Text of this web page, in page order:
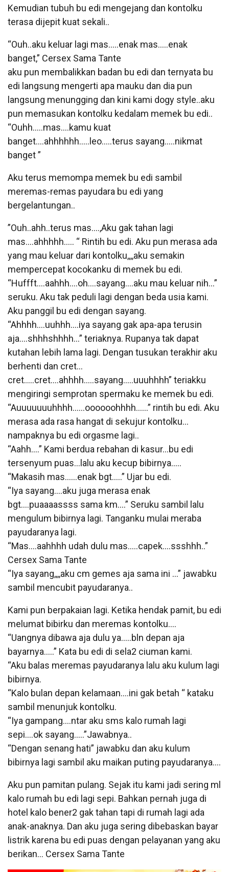
Kemudian tubuh bu edi mengejang dan kontolku
terasa dijepit kuat sekali..
“Ouh..aku keluar lagi mas…..enak mas…..enak
banget,” Cersex Sama Tante
aku pun membalikkan badan bu edi dan ternyata bu
edi langsung mengerti apa mauku dan dia pun
langsung menungging dan kini kami dogy style..aku
pun memasukan kontolku kedalam memek bu edi..
“Ouhh…..mas….kamu kuat
banget….ahhhhhh…..leo…..terus sayang…..nikmat
banget ”
Aku terus memompa memek bu edi sambil
meremas-remas payudara bu edi yang
bergelantungan..
”Ouh..ahh..terus mas….,Aku gak tahan lagi
mas….ahhhhh….. “ Rintih bu edi. Aku pun merasa ada
yang mau keluar dari kontolku,,,,aku semakin
mempercepat kocokanku di memek bu edi.
“Huffft….aahhh….oh….sayang….aku mau keluar nih…”
seruku. Aku tak peduli lagi dengan beda usia kami.
Aku panggil bu edi dengan sayang.
“Ahhhh….uuhhh….iya sayang gak apa-apa terusin
aja….shhhshhhh…” teriaknya. Rupanya tak dapat
kutahan lebih lama lagi. Dengan tusukan terakhir aku
berhenti dan cret…
cret…..cret….ahhhh…..sayang…..uuuhhhh” teriakku
mengiringi semprotan spermaku ke memek bu edi.
“Auuuuuuuhhhh……oooooohhhh……” rintih bu edi. Aku
merasa ada rasa hangat di sekujur kontolku…
nampaknya bu edi orgasme lagi..
“Aahh….” Kami berdua rebahan di kasur…bu edi
tersenyum puas…lalu aku kecup bibirnya…..
“Makasih mas……enak bgt…..” Ujar bu edi.
“Iya sayang….aku juga merasa enak
bgt….puaaaassss sama km….” Seruku sambil lalu
mengulum bibirnya lagi. Tanganku mulai meraba
payudaranya lagi.
“Mas….aahhhh udah dulu mas…..capek….ssshhh..”
Cersex Sama Tante
“Iya sayang,,,,aku cm gemes aja sama ini …” jawabku
sambil mencubit payudaranya..
Kami pun berpakaian lagi. Ketika hendak pamit, bu edi
melumat bibirku dan meremas kontolku….
“Uangnya dibawa aja dulu ya…..bln depan aja
bayarnya…..” Kata bu edi di sela2 ciuman kami.
“Aku balas meremas payudaranya lalu aku kulum lagi
bibirnya.
“Kalo bulan depan kelamaan….ini gak betah “ kataku
sambil menunjuk kontolku.
“Iya gampang….ntar aku sms kalo rumah lagi
sepi….ok sayang…..”Jawabnya..
“Dengan senang hati” jawabku dan aku kulum
bibirnya lagi sambil aku maikan puting payudaranya….
Aku pun pamitan pulang. Sejak itu kami jadi sering ml
kalo rumah bu edi lagi sepi. Bahkan pernah juga di
hotel kalo bener2 gak tahan tapi di rumah lagi ada
anak-anaknya. Dan aku juga sering dibebaskan bayar
listrik karena bu edi puas dengan pelayanan yang aku
berikan… Cersex Sama Tante